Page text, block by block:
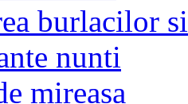
burlacilor
nunti
mireasa